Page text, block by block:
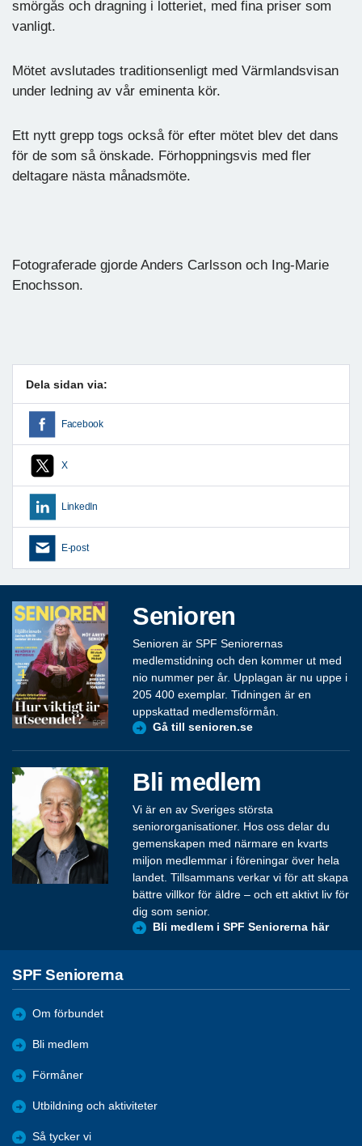
smörgås och dragning i lotteriet, med fina priser som
vanligt.
Mötet avslutades traditionsenligt med Värmlandsvisan
under ledning av vår eminenta kör.
Ett nytt grepp togs också för efter mötet blev det dans
för de som så önskade. Förhoppningsvis med fler
deltagare nästa månadsmöte.
Fotograferade gjorde Anders Carlsson och Ing-Marie
Enochsson.
Dela sidan via:
Facebook
X
LinkedIn
E-post
Senioren
Senioren är SPF Seniorernas
medlemstidning och den kommer ut med
nio nummer per år. Upplagan är nu uppe i
205 400 exemplar. Tidningen är en
uppskattad medlemsförmån.
Gå till senioren.se
Bli medlem
Vi är en av Sveriges största
seniororganisationer. Hos oss delar du
gemenskapen med närmare en kvarts
miljon medlemmar i föreningar över hela
landet. Tillsammans verkar vi för att skapa
bättre villkor för äldre – och ett aktivt liv för
dig som senior.
Bli medlem i SPF Seniorerna här
SPF Seniorerna
Om förbundet
Bli medlem
Förmåner
Utbildning och aktiviteter
Så tycker vi